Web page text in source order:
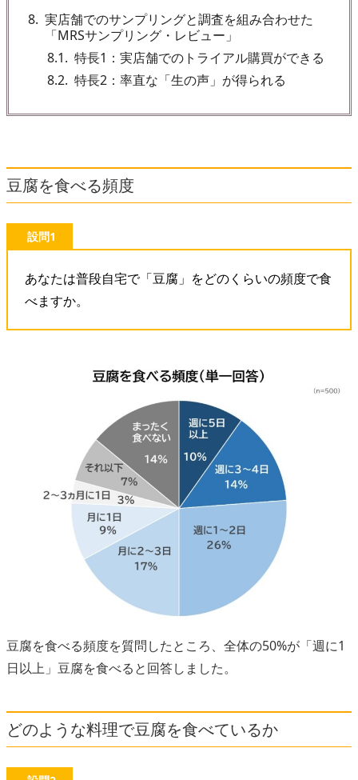
8 実店舗でのサンプリングと調査を組み合わせた
「MRSサンプリング・レビュー」
8.1
特長1：実店舗でのトライアル購買ができる
8.2 特長2：率直な「生の声」が得られる
豆腐を食べる頻度
設問1
あなたは普段自宅で「豆腐」をどのくらいの頻度で食
べますか。
豆腐を食べる頻度を質問したところ、全体の50%が「週に1
日以上」豆腐を食べると回答しました。
どのような料理で豆腐を食べているか